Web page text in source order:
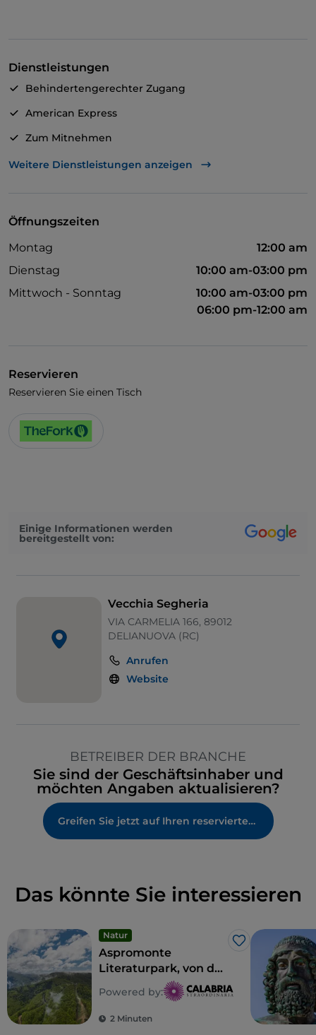
Dienstleistungen
Behindertengerechter Zugang
American Express
Zum Mitnehmen
Behindertengerechtes Badezimmer
Mastercard
Visa
Weitere Dienstleistungen anzeigen
Öffnungszeiten
Montag
12:00 am
Dienstag
10:00 am-03:00 pm
Mittwoch - Sonntag
10:00 am-03:00 pm
06:00 pm-12:00 am
Reservieren
Reservieren Sie einen Tisch
Einige Informationen werden
bereitgestellt von:
Vecchia Segheria
VIA CARMELIA 166, 89012
DELIANUOVA (RC)
Anrufen
Website
BETREIBER DER BRANCHE
Sie sind der Geschäftsinhaber und
möchten Angaben aktualisieren?
Greifen Sie jetzt auf Ihren reservierten Bereich zu
Das könnte Sie interessieren
Natur
Like
Aspromonte
Literaturpark, von der
Grand Tour zu den
kalabrischen
Schriftstellern des 20.
Powered by:
2 Minuten